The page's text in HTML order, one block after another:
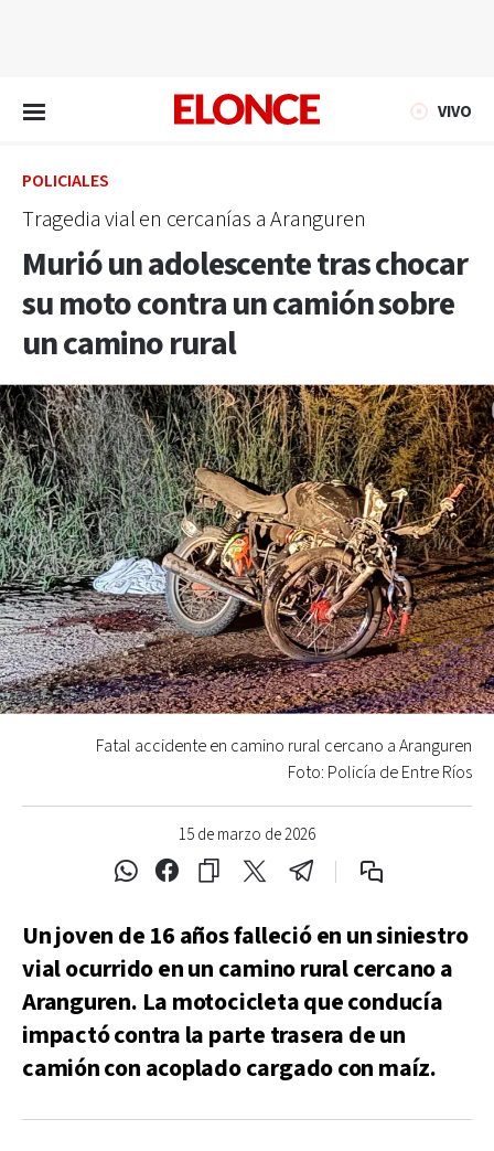
VIVO
POLICIALES
Tragedia vial en cercanías a Aranguren
Murió un adolescente tras chocar
su moto contra un camión sobre
un camino rural
15 de marzo de 2026
Fatal accidente en camino rural cercano a Aranguren
Foto: Policía de Entre Ríos
Un joven de 16 años falleció en un siniestro
vial ocurrido en un camino rural cercano a
Aranguren. La motocicleta que conducía
impactó contra la parte trasera de un
camión con acoplado cargado con maíz.